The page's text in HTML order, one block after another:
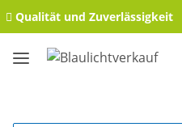
Qualität und Zuverlässigkeit